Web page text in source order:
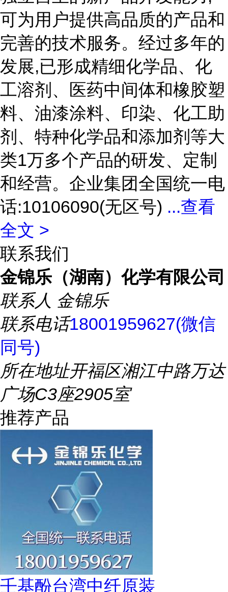
可为用户提供高品质的产品和
完善的技术服务。经过多年的
发展,已形成精细化学品、化
工溶剂、医药中间体和橡胶塑
料、油漆涂料、印染、化工助
剂、特种化学品和添加剂等大
类1万多个产品的研发、定制
和经营。企业集团全国统一电
话:10106090(无区号) ...查看
全文 >
联系我们
金锦乐（湖南）化学有限公司
联系人 金锦乐
联系电话18001959627(微信
同号)
所在地址开福区湘江中路万达
广场C3座2905室
推荐产品
壬基酚台湾中纤原装